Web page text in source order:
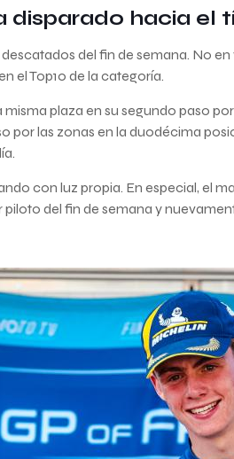
disparado hacia el
del fin de semana. No
el Top10 de la categoría.
plaza en su segundo paso
por las zonas en la duodécima
con luz propia. En especial, el
del fin de semana y